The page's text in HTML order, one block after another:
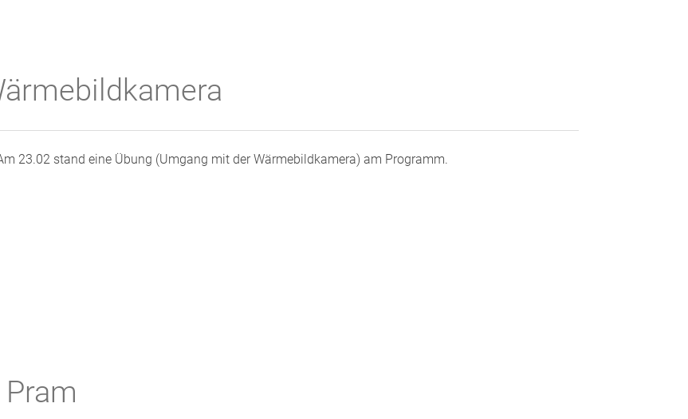
23.02 stand eine Übung (Umgang mit der Wärmebildkamera) am Programm.